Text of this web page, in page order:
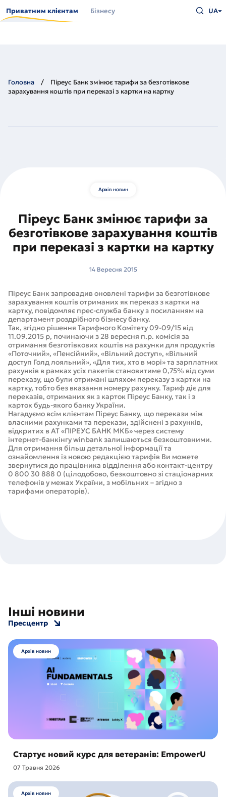
до
основного
Приватним клієнтам Бізнесу
що
UA
Головна
Піреус Банк змінює тарифи за безготівкове
зарахування коштів при переказі з картки на картку
Архів новин
Піреус Банк змінює тарифи за
безготівкове зарахування коштів
при переказі з картки на картку
14 Вересня 2015
Піреус Банк запровадив оновлені тарифи за безготівкове
зарахування коштів отриманих як переказ з картки на
картку, повідомляє прес-служба банку з посиланням на
департамент роздрібного бізнесу банку.
Так, згідно рішення Тарифного Комітету 09-09/15 від
11.09.2015 р, починаючи з 28 вересня п.р. комісія за
отримання безготівкових коштів на рахунки для продуктів
«Поточний», «Пенсійний», «Вільний доступ», «Вільний
доступ Голд лояльний», «Для тих, хто в морі» та зарплатних
рахунків в рамках усіх пакетів становитиме 0,75% від суми
переказу, що були отримані шляхом переказу з картки на
картку, тобто без вказання номеру рахунку. Тариф діє для
переказів, отриманих як з карток Піреус Банку, так і з
карток будь-якого банку України.
Нагадуємо всім клієнтам Піреус Банку, що перекази між
власними рахунками та перекази, здійснені з рахунків,
відкритих в АТ «ПІРЕУС БАНК МКБ» через систему
інтернет-банкінгу winbank залишаються безкоштовними.
Для отримання більш детальної інформації та
ознайомлення із новою редакцією тарифів Ви можете
звернутися до працівника відділення або контакт-центру
0 800 30 888 0 (цілодобово, безкоштовно зі стаціонарних
телефонів у межах України, з мобільних – згідно з
тарифами операторів).
Інші новини
Пресцентр
Архів новин
Стартує новий курс для ветеранів: EmpowerU
07 Травня 2026
Архів новин